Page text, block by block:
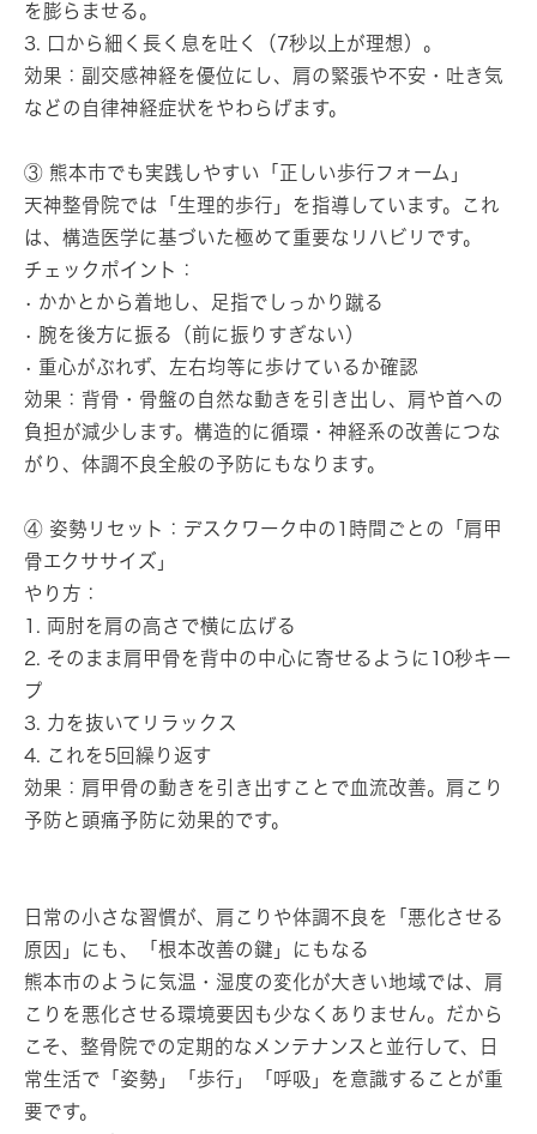
を膨らませる。
3. 口から細く長く息を吐く（7秒以上が理想）。
効果：副交感神経を優位にし、肩の緊張や不安・吐き気
などの自律神経症状をやわらげます。
③ 熊本市でも実践しやすい「正しい歩行フォーム」
天神整骨院では「生理的歩行」を指導しています。これ
は、構造医学に基づいた極めて重要なリハビリです。
チェックポイント：
• かかとから着地し、足指でしっかり蹴る
• 腕を後方に振る（前に振りすぎない）
• 重心がぶれず、左右均等に歩けているか確認
効果：背骨・骨盤の自然な動きを引き出し、肩や首への
負担が減少します。構造的に循環・神経系の改善につな
がり、体調不良全般の予防にもなります。
④ 姿勢リセット：デスクワーク中の1時間ごとの「肩甲
骨エクササイズ」
やり方：
1. 両肘を肩の高さで横に広げる
2. そのまま肩甲骨を背中の中心に寄せるように10秒キー
プ
3. 力を抜いてリラックス
4. これを5回繰り返す
効果：肩甲骨の動きを引き出すことで血流改善。肩こり
予防と頭痛予防に効果的です。
日常の小さな習慣が、肩こりや体調不良を「悪化させる
原因」にも、「根本改善の鍵」にもなる
熊本市のように気温・湿度の変化が大きい地域では、肩
こりを悪化させる環境要因も少なくありません。だから
こそ、整骨院での定期的なメンテナンスと並行して、日
常生活で「姿勢」「歩行」「呼吸」を意識することが重
要です。